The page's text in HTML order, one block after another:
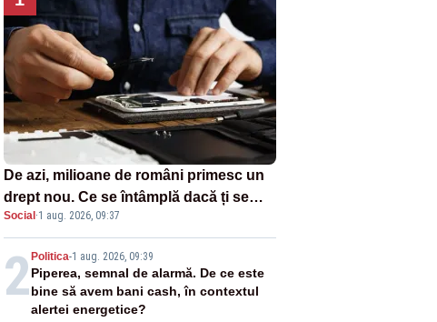
De azi, milioane de români primesc un
drept nou. Ce se întâmplă dacă ți se
strică un produs
Social ·1 aug. 2026, 09:37
2 Politica-1 aug. 2026, 09:39
Piperea, semnal de alarmă. De ce este
bine să avem bani cash, în contextul
alertei energetice?